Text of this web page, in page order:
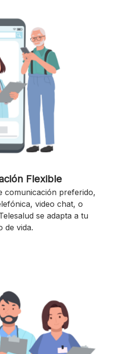
Flexible
comunicación preferido,
video chat, o
se adapta a tu
de vida.